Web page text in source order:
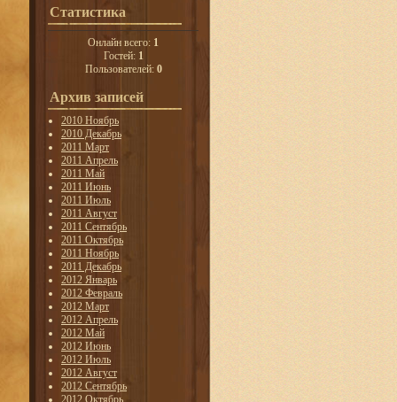
Статистика
Онлайн всего: 1
Гостей: 1
Пользователей: 0
Архив записей
2010 Ноябрь
2010 Декабрь
2011 Март
2011 Апрель
2011 Май
2011 Июнь
2011 Июль
2011 Август
2011 Сентябрь
2011 Октябрь
2011 Ноябрь
2011 Декабрь
2012 Январь
2012 Февраль
2012 Март
2012 Апрель
2012 Май
2012 Июнь
2012 Июль
2012 Август
2012 Сентябрь
2012 Октябрь